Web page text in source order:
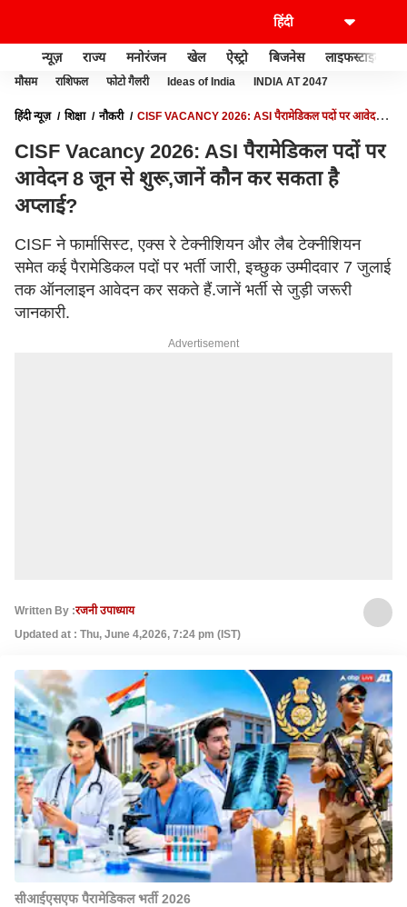
न्यूज़ राज्य मनोरंजन खेल ऐस्ट्रो बिजनेस लाइफस्टाइल
मौसम राशिफल फोटो गैलरी Ideas of India INDIA AT 2047
हिंदी न्यूज़ शिक्षा नौकरी
CISF VACANCY 2026: ASI पैरामेडिकल पदों पर आवेदन 8
CISF Vacancy 2026: ASI पैरामेडिकल पदों पर
आवेदन 8 जून से शुरू,जानें कौन कर सकता है
अप्लाई?
CISF ने फार्मासिस्ट, एक्स रे टेक्नीशियन और लैब टेक्नीशियन
समेत कई पैरामेडिकल पदों पर भर्ती जारी, इच्छुक उम्मीदवार 7 जुलाई
तक ऑनलाइन आवेदन कर सकते हैं.जानें भर्ती से जुड़ी जरूरी
जानकारी.
Advertisement
Written By :रजनी उपाध्याय
Updated at : Thu, June 4,2026, 7:24 pm (IST)
सीआईएसएफ पैरामेडिकल भर्ती 2026